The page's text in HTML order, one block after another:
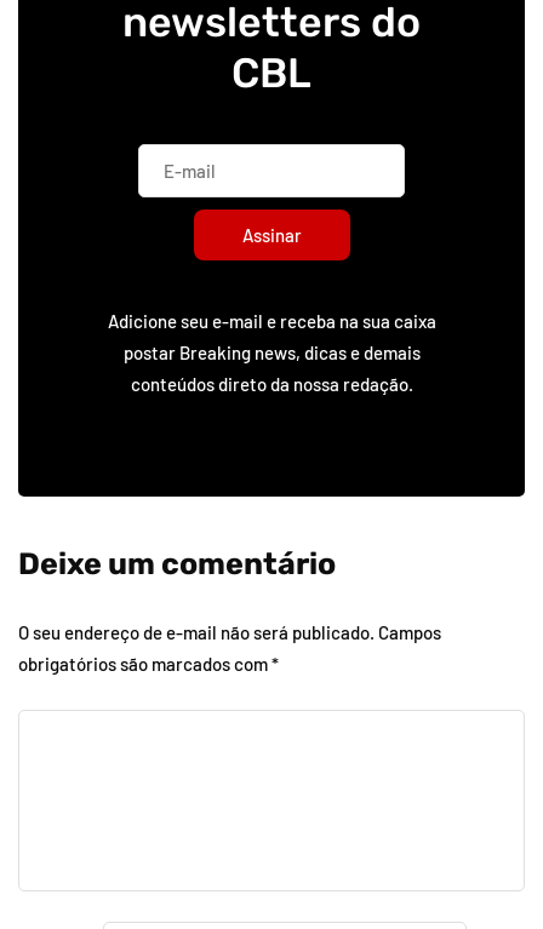
newsletters do
CBL
Assinar
Adicione seu e-mail e receba na sua caixa
postar Breaking news, dicas e demais
conteúdos direto da nossa redação.
Deixe um comentário
O seu endereço de e-mail não será publicado. Campos
obrigatórios são marcados com*